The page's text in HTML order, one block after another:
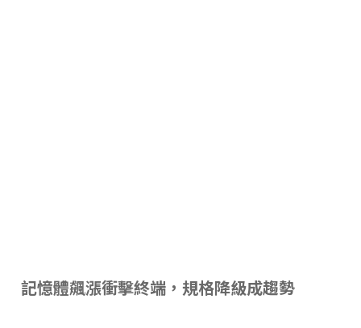
記憶體飆漲衝擊終端，規格降級成趨勢